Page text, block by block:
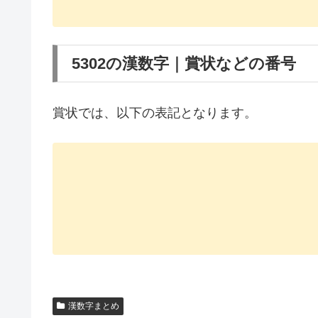
5302の漢数字｜賞状などの番号
賞状では、以下の表記となります。
漢数字まとめ